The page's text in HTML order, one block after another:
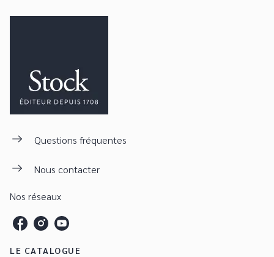
Questions fréquentes
Nous contacter
Nos réseaux
LE CATALOGUE